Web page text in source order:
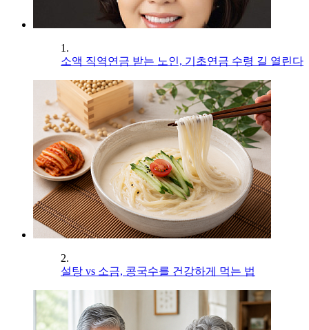
1.
소액 직역연금 받는 노인, 기초연금 수령 길 열린다
2.
설탕 vs 소금, 콩국수를 건강하게 먹는 법